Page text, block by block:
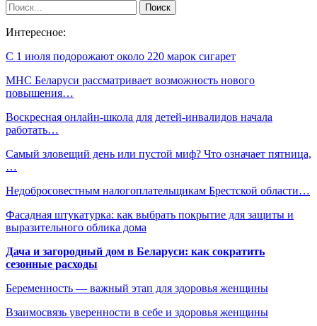
Интересное:
С 1 июля подорожают около 220 марок сигарет
МНС Беларуси рассматривает возможность нового
повышения…
Воскресная онлайн-школа для детей-инвалидов начала
работать…
Cамый зловещий день или пустой миф? Что означает пятница,
…
Недобросовестным налогоплательщикам Брестской области…
Фасадная штукатурка: как выбрать покрытие для защиты и
выразительного облика дома
Дача и загородный дом в Беларуси: как сократить
сезонные расходы
Беременность — важный этап для здоровья женщины
Взаимосвязь уверенности в себе и здоровья женщины